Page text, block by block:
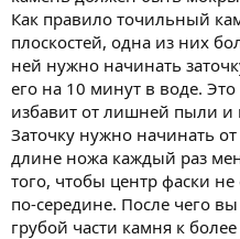
Как правило точильный
плоскостей, одна из них
ней нужно начинать
его на 10 минут в воде.
избавит от лишней пыли и
Заточку нужно начинать
длине ножа каждый раз
того, чтобы центр фаски не
по-середине. После чего
грубой части камня к более